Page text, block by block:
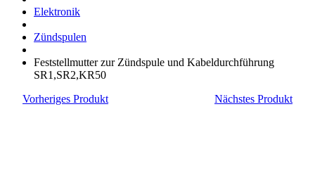
Elektronik
Zündspulen
Feststellmutter zur Zündspule und Kabeldurchführung
SR1,SR2,KR50
Vorheriges Produkt
Nächstes Produkt